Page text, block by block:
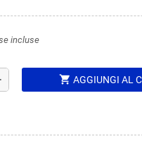
incluse
shopping_cart AGGIUNGI AL